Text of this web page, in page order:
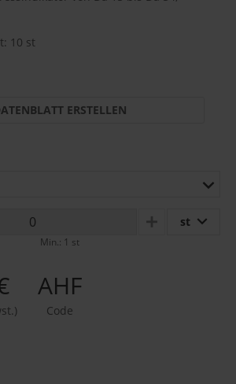
10 st
ERSTELLEN
PLUS st
Min.: 1 st
AHF
Code